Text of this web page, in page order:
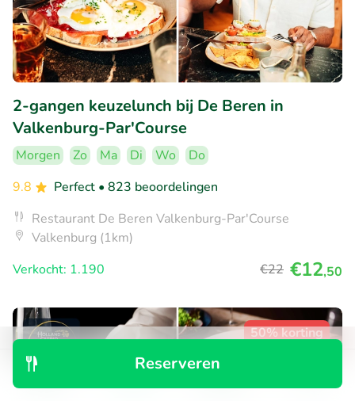
Reserveren
2-gangen keuzelunch bij De Beren in
Valkenburg-Par'Course
Morgen Zo Ma Di Wo
Do
9.8
Perfect • 823 beoordelingen
Restaurant De Beren Valkenburg-Par'Course
Valkenburg (1km)
Verkocht: 1.190
€22 €12,50
50% korting